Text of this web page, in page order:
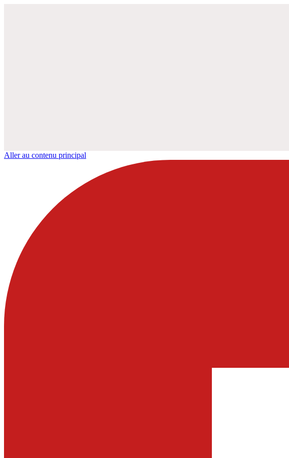
Aller au contenu principal